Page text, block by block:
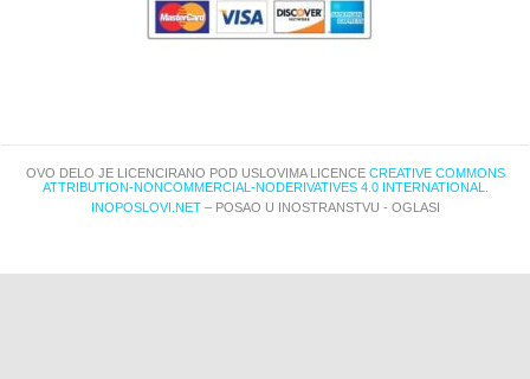
OVO DELO JE LICENCIRANO POD USLOVIMA LICENCE CREATIVE COMMONS
ATTRIBUTION-NONCOMMERCIAL-NODERIVATIVES 4.0 INTERNATIONAL.
INOPOSLOVI.NET– POSAO U INOSTRANSTVU - OGLASI